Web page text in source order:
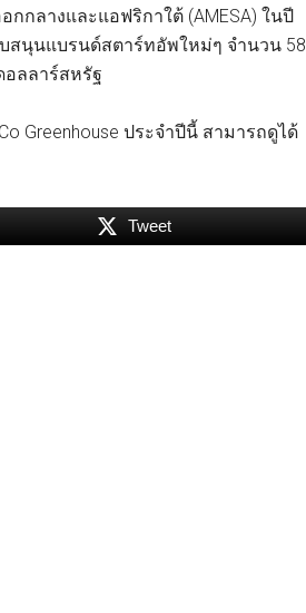
กลางและแอฟริกาใต้ (AMESA) ในปี
บสนุนแบรนด์สตาร์ทอัพใหม่ๆ จำนวน 58
อลลาร์สหรัฐ
Greenhouse ประจำปีนี้ สามารถดูได้
Tweet